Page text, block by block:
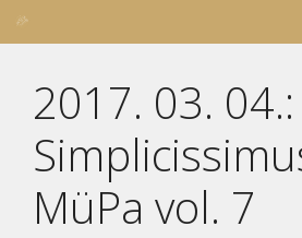
Kilépés
2017. 03. 04.:
MüPa vol. 7